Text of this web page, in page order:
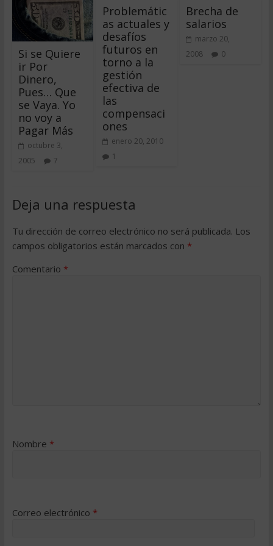
Si se Quiere
ir Por
Dinero,
Pues… Que
se Vaya. Yo
no voy a
Pagar Más
octubre 3,
2005
7
Problemátic
as actuales y
desafíos
futuros en
torno a la
gestión
efectiva de
las
compensaci
ones
enero 20, 2010
1
Brecha de
salarios
marzo 20,
2008
0
Deja una respuesta
Tu dirección de correo electrónico no será publicada. Los
campos obligatorios están marcados con *
Comentario *
Nombre *
Correo electrónico *